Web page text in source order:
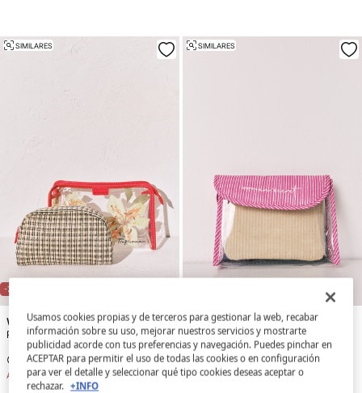
-72%
SIMILARES
Women'secret
Pack neceseres transparente y rafia
6,99 € 24,99 €
Ahorras18,00 €
SIMILARES
Women'secret
6,99 € 24,99 €
Ahorras18,00 €
Usamos cookies propias y de terceros para gestionar la web, recabar
información sobre su uso, mejorar nuestros servicios y mostrarte
publicidad acorde con tus preferencias y navegación. Puedes pinchar en
ACEPTAR para permitir el uso de todas las cookies o en configuración
para ver el detalle y seleccionar qué tipo cookies deseas aceptar o
rechazar. +INFO